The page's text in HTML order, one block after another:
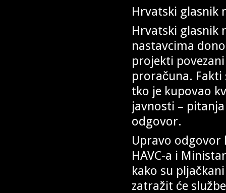
Hrvatski glasnik
Hrvatski glasnik
nastavcima
projekti
proračuna.
tko je kupovao
javnosti –
odgovor.
Upravo odgovor
HAVC-a i
kako su
zatražit će